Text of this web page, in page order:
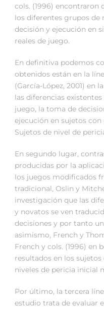
cols. (1996)
los diferentes grupos de
decisión y ejecución en
reales de juego.
En definitiva podemos
obtenidos están en la
(García-López, 2001) en
las diferencias
juego, la toma de
ejecución en sujetos
Sujetos de nivel de
En segundo lugar,
producidas por la
los juegos modificados
tradicional, Oslin y
investigación que las
y novatos se ven
decisiones y por tanto
asimismo, French y
French y cols. (1996) en
resultados en los
niveles de pericia inicial
Por último, la tercera
estudio trata de evaluar